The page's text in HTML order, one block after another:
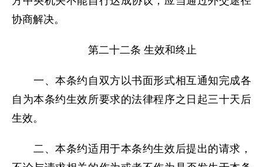
协商解决。
第二十二条 生效和终止
一、本条约自双方以书面形式相互通知完成各
自为本条约生效所要求的法律程序之日起三十天后
生效。
二、本条约适用于本条约生效后提出的请求，